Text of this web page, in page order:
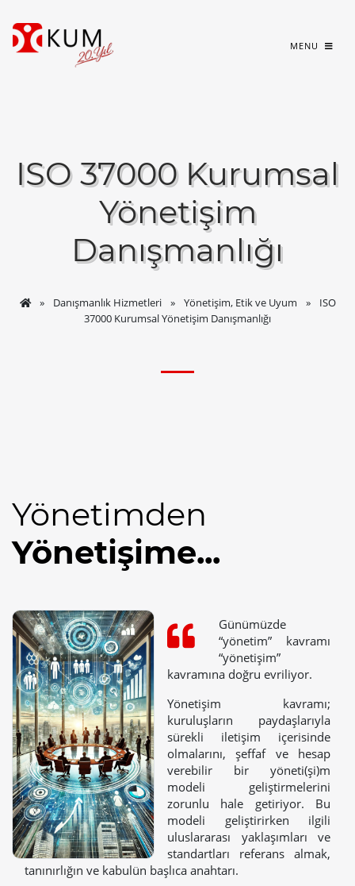
MENU
ISO 37000 Kurumsal
Yönetişim
Danışmanlığı
Danışmanlık Hizmetleri Yönetişim, Etik ve Uyum
ISO
37000 Kurumsal Yönetişim Danışmanlığı
Yönetimden
Yönetişime...
Günümüzde
“yönetim” kavramı
“yönetişim”
kavramına doğru evriliyor.
Yönetişim kavramı;
kuruluşların paydaşlarıyla
sürekli iletişim içerisinde
olmalarını, şeffaf ve hesap
verebilir bir yöneti(şi)m
modeli geliştirmelerini
zorunlu hale getiriyor. Bu
modeli geliştirirken ilgili
uluslararası yaklaşımları ve
standartları referans almak,
tanınırlığın ve kabulün başlıca anahtarı.